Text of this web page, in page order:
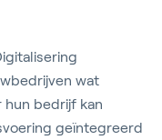
wat
hun bedrijf kan
geïntegreerd